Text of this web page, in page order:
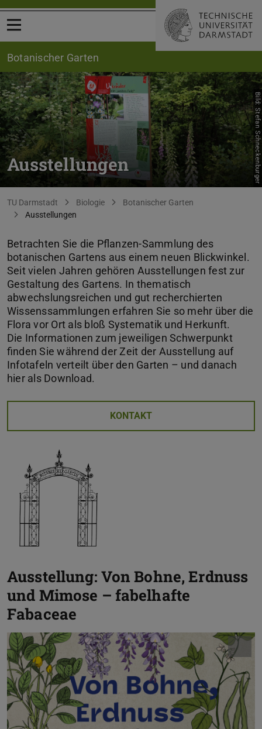
Menü öffnen
Botanischer Garten
Ausstellungen Bild: Stefan Schneckenburger
Sie befinden sich hier:
TU Darmstadt Biologie
Botanischer Garten
Ausstellungen
Betrachten Sie die Pflanzen-Sammlung des
botanischen Gartens aus einem neuen Blickwinkel.
Seit vielen Jahren gehören Ausstellungen fest zur
Gestaltung des Gartens. In thematisch
abwechslungsreichen und gut recherchierten
Wissenssammlungen erfahren Sie so mehr über die
Flora vor Ort als bloß Systematik und Herkunft.
Die Informationen zum jeweiligen Schwerpunkt
finden Sie während der Zeit der Ausstellung auf
Infotafeln verteilt über den Garten – und danach
hier als Download.
KONTAKT
Ausstellung: Von Bohne, Erdnuss
und Mimose – fabelhafte
Fabaceae